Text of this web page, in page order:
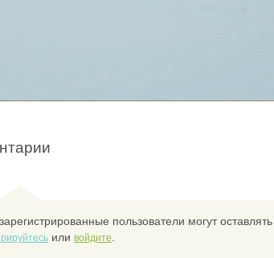
пользователи могут
или войдите